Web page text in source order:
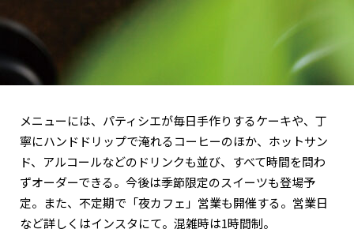
メニューには、パティシエが毎日手作りするケーキや、丁
寧にハンドドリップで淹れるコーヒーのほか、ホットサン
ド、アルコールなどのドリンクも並び、すべて時間を問わ
ずオーダーできる。今後は季節限定のスイーツも登場予
定。また、不定期で「夜カフェ」営業も開催する。営業日
など詳しくはインスタにて。混雑時は1時間制。